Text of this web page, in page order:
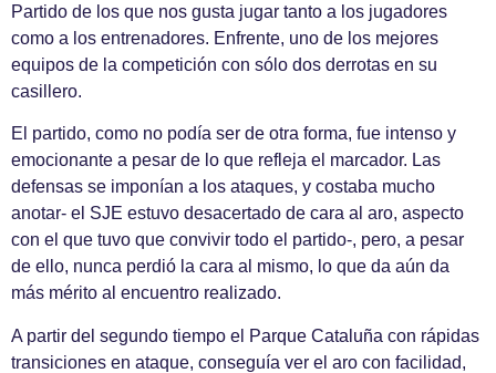
Partido de los que nos gusta jugar tanto a los jugadores
como a los entrenadores. Enfrente, uno de los mejores
equipos de la competición con sólo dos derrotas en su
casillero.
El partido, como no podía ser de otra forma, fue intenso y
emocionante a pesar de lo que refleja el marcador. Las
defensas se imponían a los ataques, y costaba mucho
anotar- el SJE estuvo desacertado de cara al aro, aspecto
con el que tuvo que convivir todo el partido-, pero, a pesar
de ello, nunca perdió la cara al mismo, lo que da aún da
más mérito al encuentro realizado.
A partir del segundo tiempo el Parque Cataluña con rápidas
transiciones en ataque, conseguía ver el aro con facilidad,